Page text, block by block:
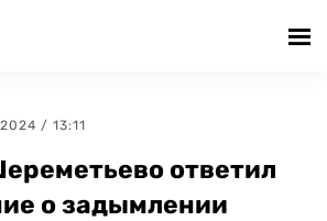
/ 13:11
ответил
о задымлении